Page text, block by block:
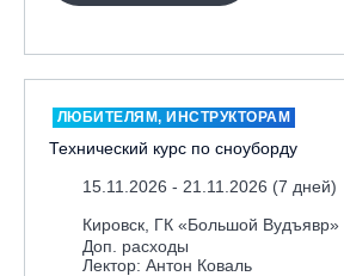
ЛЮБИТЕЛЯМ, ИНСТРУКТОРАМ
Технический курс по сноуборду
15.11.2026 - 21.11.2026 (7 дней)
Кировск, ГК «Большой Вудъявр»
Доп. расходы
Лектор: Антон Коваль